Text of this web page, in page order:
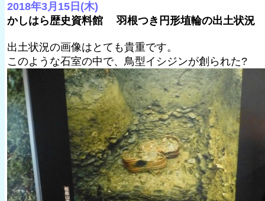
2018年3月15日(木)
かしはら歴史資料館 羽根つき円形埴輪の出土状況
出土状況の画像はとても貴重です。
このような石室の中で、鳥型イシジンが創られた?